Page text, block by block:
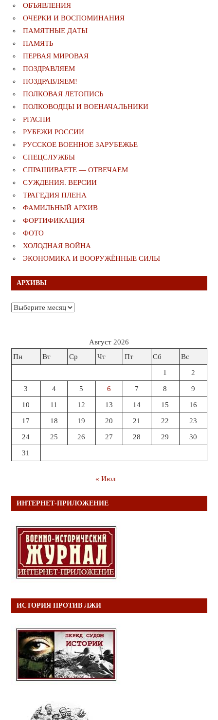
ОБЪЯВЛЕНИЯ
ОЧЕРКИ И ВОСПОМИНАНИЯ
ПАМЯТНЫЕ ДАТЫ
ПАМЯТЬ
ПЕРВАЯ МИРОВАЯ
ПОЗДРАВЛЯЕМ
ПОЗДРАВЛЯЕМ!
ПОЛКОВАЯ ЛЕТОПИСЬ
ПОЛКОВОДЦЫ И ВОЕНАЧАЛЬНИКИ
РГАСПИ
РУБЕЖИ РОССИИ
РУССКОЕ ВОЕННОЕ ЗАРУБЕЖЬЕ
СПЕЦСЛУЖБЫ
СПРАШИВАЕТЕ — ОТВЕЧАЕМ
СУЖДЕНИЯ. ВЕРСИИ
ТРАГЕДИЯ ПЛЕНА
ФАМИЛЬНЫЙ АРХИВ
ФОРТИФИКАЦИЯ
ФОТО
ХОЛОДНАЯ ВОЙНА
ЭКОНОМИКА И ВООРУЖЁННЫЕ СИЛЫ
АРХИВЫ
Архивы
Август 2026
Пн
Вт Ср Чт Пт Сб Вс
1 2
3 4 5 6 7 8 9
10 11 12 13 14 15 16
17 18 19 20 21 22 23
24 25 26 27 28 29 30
31
« Июл
ИНТЕРНЕТ-ПРИЛОЖЕНИЕ
ИСТОРИЯ ПРОТИВ ЛЖИ